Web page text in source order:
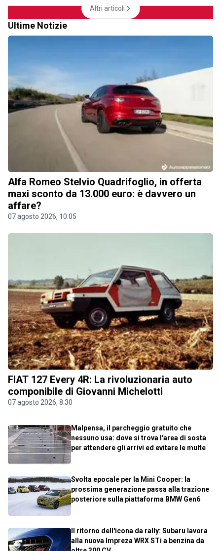
Altri articoli
Ultime Notizie
Alfa Romeo Stelvio Quadrifoglio, in offerta
maxi sconto da 13.000 euro: è davvero un
affare?
07 agosto 2026, 10.05
FIAT 127 Every 4R: La rivoluzionaria auto
componibile di Giovanni Michelotti
07 agosto 2026, 8.30
Malpensa, il parcheggio gratuito che
nessuno usa: dove si trova l'area di sosta
per attendere gli arrivi ed evitare le multe
Svolta epocale per la Mini Cooper: la
prossima generazione passa alla trazione
posteriore sulla piattaforma BMW Gen6
Il ritorno dell'icona da rally: Subaru lavora
alla nuova Impreza WRX STi a benzina da